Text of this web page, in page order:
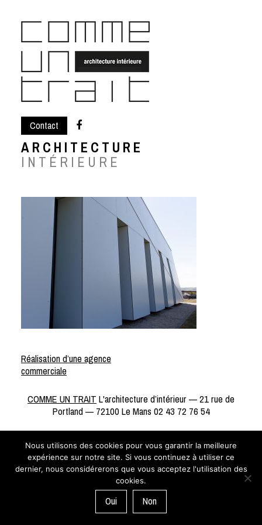
Skip
to
content
Contact
ARCHITECTURE
INTÉRIEURE
NAVIGATION
DE
L’ARTICLE
Réalisation d’une agence
commerciale
COMME UN TRAITL'architecture d’intérieur — 21 rue de
Portland — 72100 Le Mans 02 43 72 76 54
Nous utilisons des cookies pour vous garantir la meilleure
expérience sur notre site. Si vous continuez à utiliser ce
dernier, nous considérerons que vous acceptez l'utilisation des
cookies.
Oui Non